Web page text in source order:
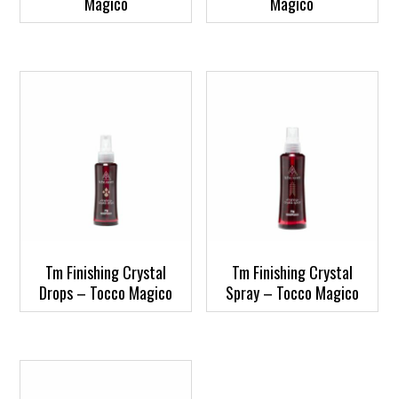
Tm Finishing Crystal
Drops – Tocco Magico
Tm Finishing Crystal
Spray – Tocco Magico